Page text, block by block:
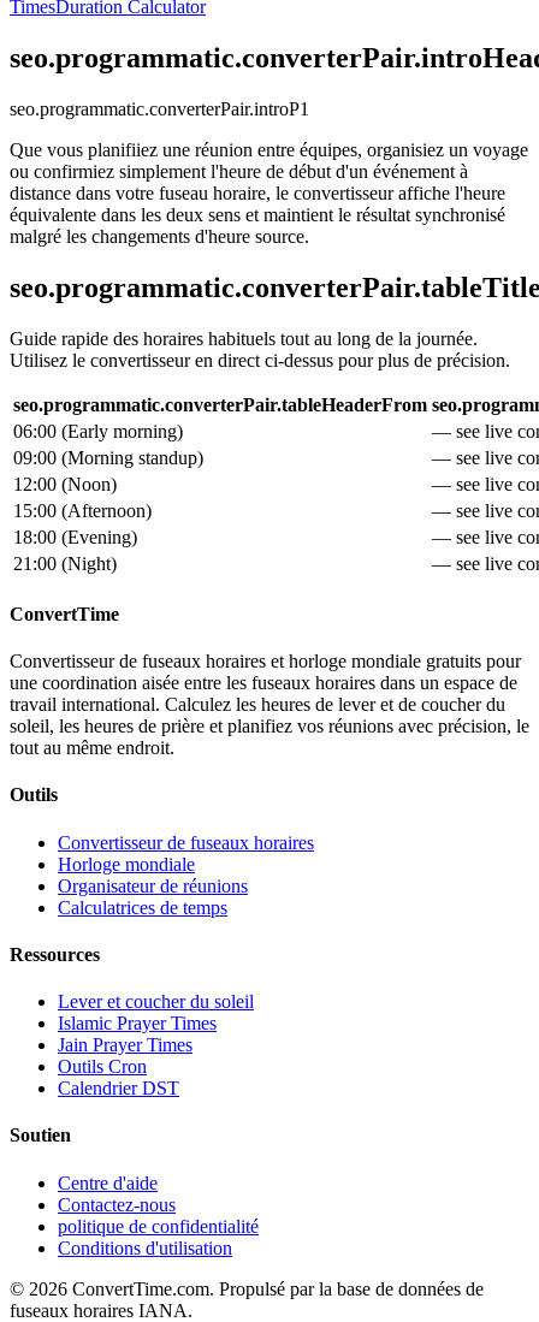
TimesDuration Calculator
seo.programmatic.converterPair.introP1
Que vous planifiiez une réunion entre équipes, organisiez un voyage
ou confirmiez simplement l'heure de début d'un événement à
distance dans votre fuseau horaire, le convertisseur affiche l'heure
équivalente dans les deux sens et maintient le résultat synchronisé
malgré les changements d'heure source.
Guide rapide des horaires habituels tout au long de la journée.
Utilisez le convertisseur en direct ci-dessus pour plus de précision.
seo.programmatic.converterPair.tableHeaderFrom
06:00 (Early morning)
— see live
09:00 (Morning standup)
— see live
12:00 (Noon)
— see live
15:00 (Afternoon)
— see live
18:00 (Evening)
— see live
21:00 (Night) — see live
ConvertTime
Convertisseur de fuseaux horaires et horloge mondiale gratuits pour
une coordination aisée entre les fuseaux horaires dans un espace de
travail international. Calculez les heures de lever et de coucher du
soleil, les heures de prière et planifiez vos réunions avec précision, le
tout au même endroit.
Outils
Convertisseur de fuseaux horaires
Horloge mondiale
Organisateur de réunions
Calculatrices de temps
Ressources
Lever et coucher du soleil
Islamic Prayer Times
Jain Prayer Times
Outils Cron
Calendrier DST
Soutien
Centre d'aide
Contactez-nous
politique de confidentialité
Conditions d'utilisation
© 2026 ConvertTime.com. Propulsé par la base de données de
fuseaux horaires IANA.